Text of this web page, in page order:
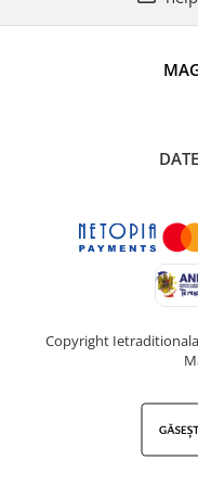
Copyright